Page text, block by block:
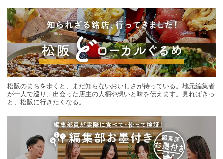
松阪のまちを歩くと、まだ知らないおいしさが待っている。地元編集者
が一人で巡り、出会った店主の人柄や想いと味を伝えます。見ればきっ
と、松阪に行きたくなる。